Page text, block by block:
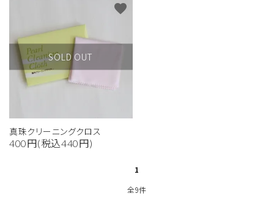
SOLD OUT
真珠クリーニングクロス
400円(税込440円)
favorite
1
全9件
キーワード